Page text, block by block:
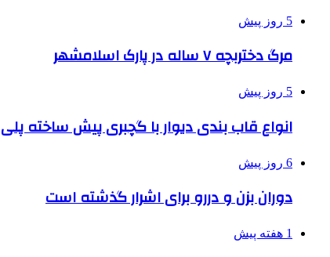
5 روز پیش
مرگ دختربچه ۷ ساله در پارک اسلامشهر
5 روز پیش
انواع قاب بندی دیوار با گچبری پیش ساخته
6 روز پیش
دوران بزن و دررو برای اشرار گذشته است
1 هفته پیش